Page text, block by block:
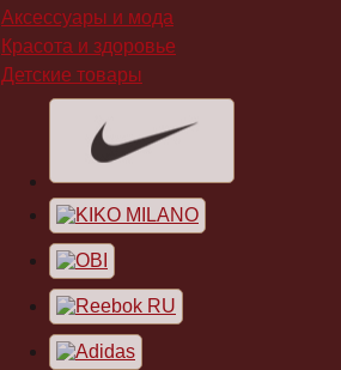
Аксессуары и мода
Красота и здоровье
Детские товары